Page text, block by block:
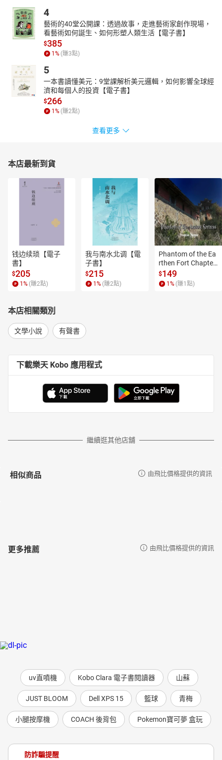
4
藝術的40堂公開課：透過故事，走進藝術家創作現場，
看藝術如何誕生、如何形塑人類生活【電子書】
$385
1% (賺3點)
5
一本書讀懂美元：9堂課解析美元邏輯，如何影響全球經
濟和每個人的投資【電子書】
$266
1% (賺2點)
查看更多
本店最新到貨
钱边续琐【電子
書】
$205
1 % (賺2點)
我与南水北调【電
子書】
$215
1 % (賺2點)
Phantom of the Ea
rthen Fort Chapter
4【有聲書】
$149
1 % (賺1 點)
本店相關類別
文學小說 有聲書
下載樂天 Kobo 應用程式
繼續逛其他店舖
相似商品 由飛比價格提供的資訊
更多推薦 由飛比價格提供的資訊
uv直噴機 Kobo Clara 電子書閱讀器 山蘇
JUST BLOOM Dell XPS 15 籃球 青梅
小腿按摩機 COACH 後背包 Pokemon寶可夢 盒玩
防詐騙提醒